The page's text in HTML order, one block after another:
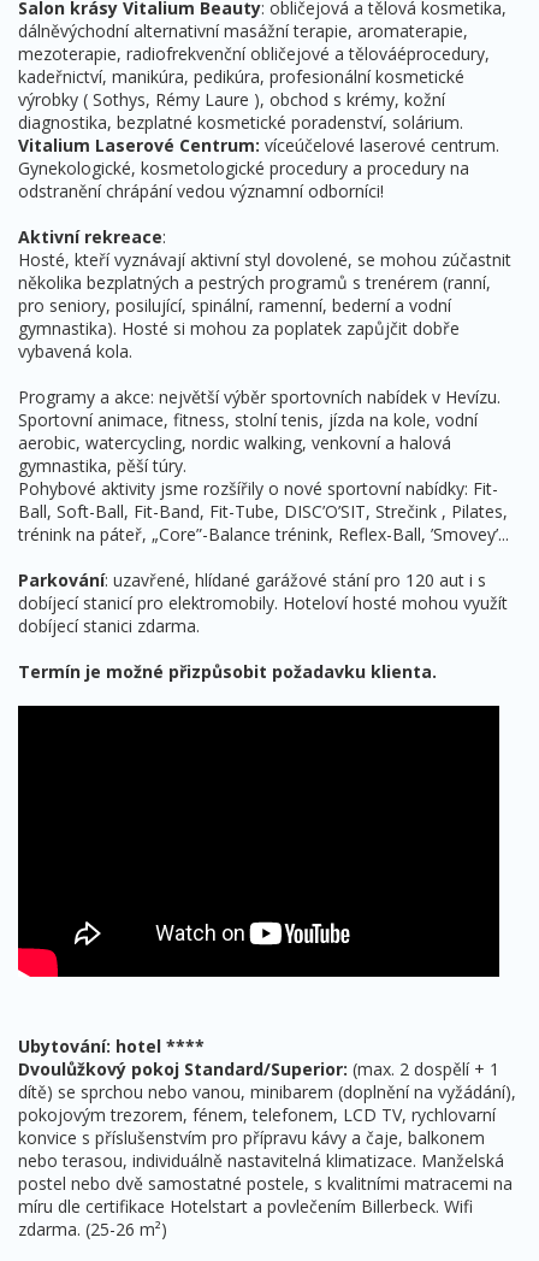
Salon krásy Vitalium Beauty: obličejová a tělová kosmetika,
dálněvýchodní alternativní masážní terapie, aromaterapie,
mezoterapie, radiofrekvenční obličejové a tělováéprocedury,
kadeřnictví, manikúra, pedikúra, profesionální kosmetické
výrobky ( Sothys, Rémy Laure ), obchod s krémy, kožní
diagnostika, bezplatné kosmetické poradenství, solárium.
Vitalium Laserové Centrum: víceúčelové laserové centrum.
Gynekologické, kosmetologické procedury a procedury na
odstranění chrápání vedou významní odborníci!
Aktivní rekreace:
Hosté, kteří vyznávají aktivní styl dovolené, se mohou zúčastnit
několika bezplatných a pestrých programů s trenérem (ranní,
pro seniory, posilující, spinální, ramenní, bederní a vodní
gymnastika). Hosté si mohou za poplatek zapůjčit dobře
vybavená kola.
Programy a akce: největší výběr sportovních nabídek v Hevízu.
Sportovní animace, fitness, stolní tenis, jízda na kole, vodní
aerobic, watercycling, nordic walking, venkovní a halová
gymnastika, pěší túry.
Pohybové aktivity jsme rozšířily o nové sportovní nabídky: Fit-
Ball, Soft-Ball, Fit-Band, Fit-Tube, DISC’O’SIT, Strečink , Pilates,
trénink na páteř, „Core”-Balance trénink, Reflex-Ball, ’Smovey’...
Parkování: uzavřené, hlídané garážové stání pro 120 aut i s
dobíjecí stanicí pro elektromobily. Hoteloví hosté mohou využít
dobíjecí stanici zdarma.
Termín je možné přizpůsobit požadavku klienta.
Ubytování: hotel ****
Dvoulůžkový pokoj Standard/Superior: (max. 2 dospělí + 1
dítě) se sprchou nebo vanou, minibarem (doplnění na vyžádání),
pokojovým trezorem, fénem, ​​telefonem, LCD TV, rychlovarní
konvice s příslušenstvím pro přípravu kávy a čaje, balkonem
nebo terasou, individuálně nastavitelná klimatizace. Manželská
postel nebo dvě samostatné postele, s kvalitními matracemi na
míru dle certifikace Hotelstart a povlečením Billerbeck. Wifi
zdarma. (25-26 m²)